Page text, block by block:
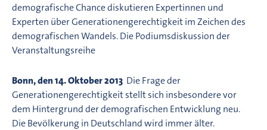
demografische Chance diskutieren Expertinnen und
Experten über Generationengerechtigkeit im Zeichen des
demografischen Wandels. Die Podiumsdiskussion der
Veranstaltungsreihe
Bonn, den 14. Oktober 2013  Die Frage der
Generationengerechtigkeit stellt sich insbesondere vor
dem Hintergrund der demografischen Entwicklung neu.
Die Bevölkerung in Deutschland wird immer älter.